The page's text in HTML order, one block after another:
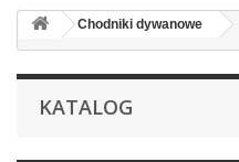
Chodniki dywanowe
KATALOG